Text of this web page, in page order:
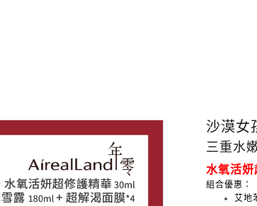
沙漠女
三重水
水氧活妍
組合優惠：
艾地